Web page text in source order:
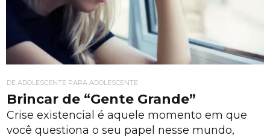
DE ADOLESCENTE PARA ADOLESCENTE
Brincar de “Gente Grande”
Crise existencial é aquele momento em que
você questiona o seu papel nesse mundo,